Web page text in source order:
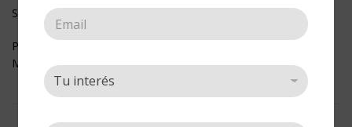
Su textura los hace ideales para pintar también sobre lienzo.
Perfectos para usar sobre:
Madera, vidrio, cerámica, papel, acrílico.